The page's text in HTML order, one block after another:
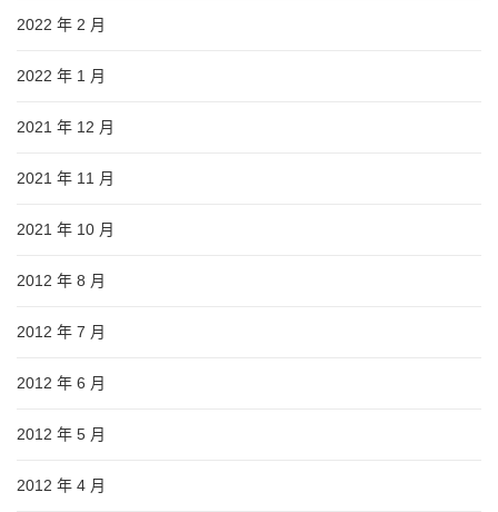
2022 年 2 月
2022 年 1 月
2021 年 12 月
2021 年 11 月
2021 年 10 月
2012 年 8 月
2012 年 7 月
2012 年 6 月
2012 年 5 月
2012 年 4 月